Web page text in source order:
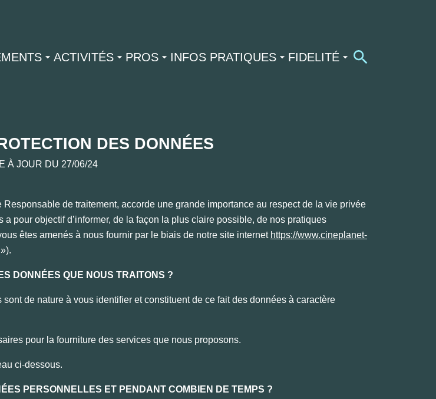
ACTIVITÉS PROS INFOS PRATIQUES FIDELITÉ
DES DONNÉES
À JOUR DU 27/06/24
Responsable de traitement, accorde une grande importance au respect de la vie privée
pour objectif d’informer, de la façon la plus claire possible, de nos pratiques
êtes amenés à nous fournir par le biais de notre site internet https://www.cineplanet-
DONNÉES QUE NOUS TRAITONS ?
de nature à vous identifier et constituent de ce fait des données à caractère
pour la fourniture des services que nous proposons.
ci-dessous.
PERSONNELLES ET PENDANT COMBIEN DE TEMPS ?